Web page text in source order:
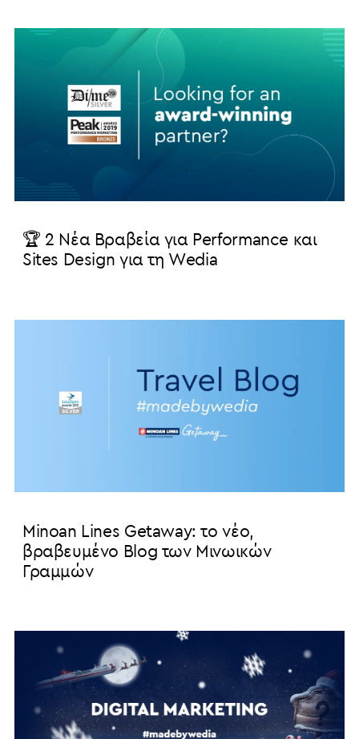
🏆 2 Νέα Βραβεία για Performance και
Sites Design για τη Wedia
Minoan Lines Getaway: το νέο,
βραβευμένο Blog των Μινωικών
Γραμμών